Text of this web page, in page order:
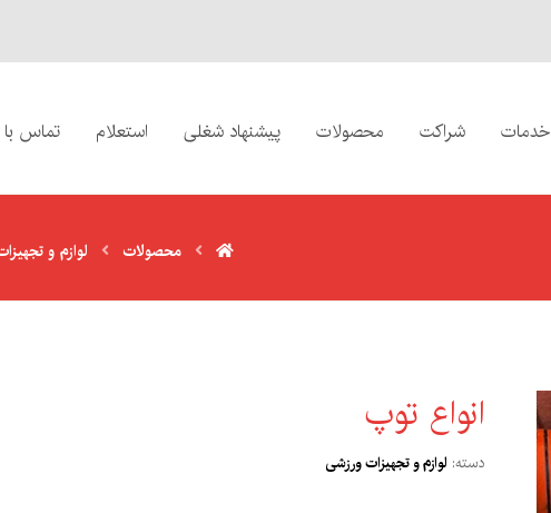
خدمات شراکت محصولات پیشنهاد شغلی استعلام تماس با
محصولات لوازم و
انواع توپ
دسته: لوازم و تجهیزات ورزشی